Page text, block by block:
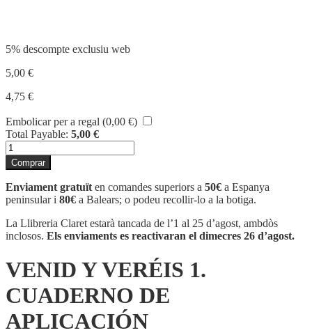
5% descompte exclusiu web
5,00 €
4,75 €
Embolicar per a regal (0,00 €)
Total Payable: 5,00 €
quantitat
de
VENID
Y
VERÉIS
1.
CUADERNO
DE
Comprar
Enviament gratuït en comandes superiors a 50€ a Espanya
peninsular i 80€ a Balears; o podeu recollir-lo a la botiga.
La Llibreria Claret estarà tancada de l’1 al 25 d’agost, ambdòs
inclosos. Els enviaments es reactivaran el dimecres 26 d’agost.
VENID Y VERÉIS 1.
CUADERNO DE
APLICACIÓN